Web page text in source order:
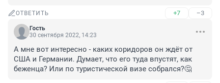
ОТВЕТИТЬ +7 –3
Гость
30 сентября 2022, 14:23
А мне вот интересно - каких коридоров он ждёт от
США и Германии. Думает, что его туда впустят, как
беженца? Или по туристической визе собрался?🤔